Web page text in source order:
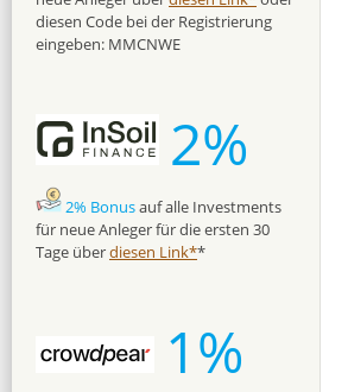
diesen Code bei der Registrierung
eingeben: MMCNWE
2%
2% Bonusauf alle Investments
für neue Anleger für die ersten 30
Tage überdiesen Link**
1%